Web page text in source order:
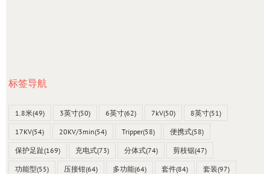
标签导航
1.8米(49) 3英寸(50) 6英寸(62) 7kV(50) 8英寸(51)
17KV(54) 20KV/3min(54) Tripper(58) 便携式(58)
保护足趾(169) 充电式(73) 分体式(74) 剪枝锯(47)
功能型(55) 压接钳(64) 多功能(64) 套件(84) 套装(97)